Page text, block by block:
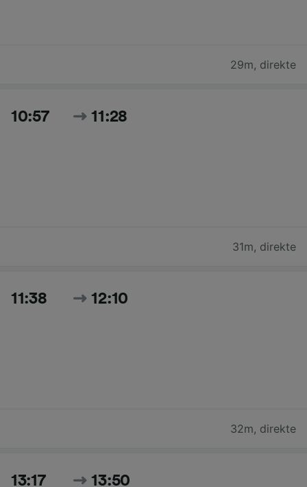
29m, direkte
10:57 11:28
31m, direkte
11:38 12:10
32m, direkte
13:17 13:50